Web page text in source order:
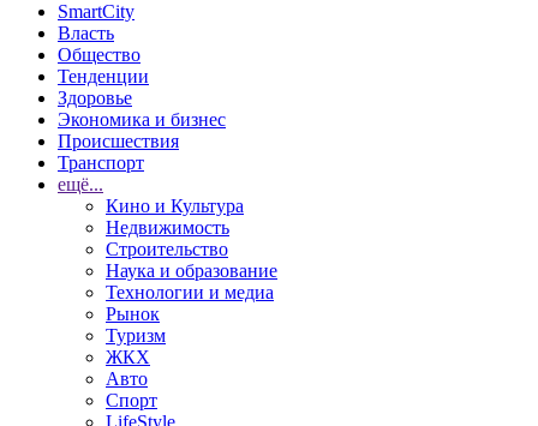
SmartCity
Власть
Общество
Тенденции
Здоровье
Экономика и бизнес
Происшествия
Транспорт
ещё...
Кино и Культура
Недвижимость
Строительство
Наука и образование
Технологии и медиа
Рынок
Туризм
ЖКХ
Авто
Спорт
LifeStyle